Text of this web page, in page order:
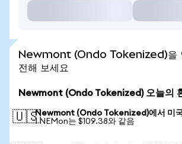
Newmont (Ondo Tokenized)을
전해 보세요
Newmont (Ondo Tokenized) 오늘의
🇺🇸Newmont (Ondo Tokenized)에서 미
1 NEMon는 $109.38와 같음